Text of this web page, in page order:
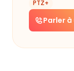
PTZ+
Parler